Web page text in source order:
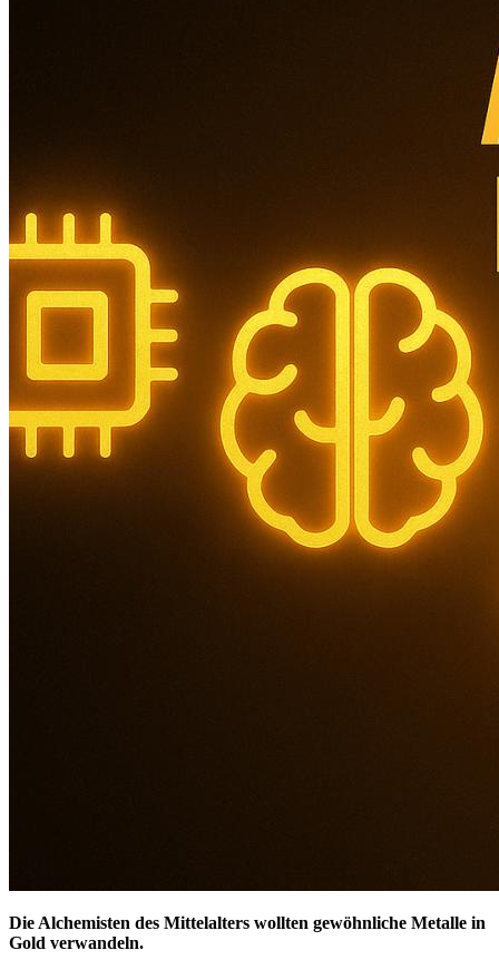
Die Alchemisten des Mittelalters wollten gewöhnliche Metalle in
Gold verwandeln.